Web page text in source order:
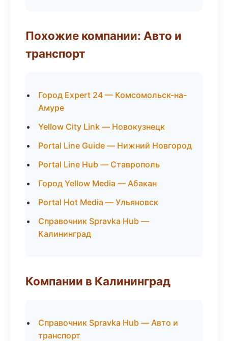
Похожие компании: Авто и
транспорт
Город Expert 24 — Комсомольск-на-
Амуре
Yellow City Link — Новокузнецк
Portal Line Guide — Нижний Новгород
Portal Line Hub — Ставрополь
Город Yellow Media — Абакан
Portal Hot Media — Ульяновск
Справочник Spravka Hub —
Калининград
Компании в Калининград
Справочник Spravka Hub — Авто и
транспорт